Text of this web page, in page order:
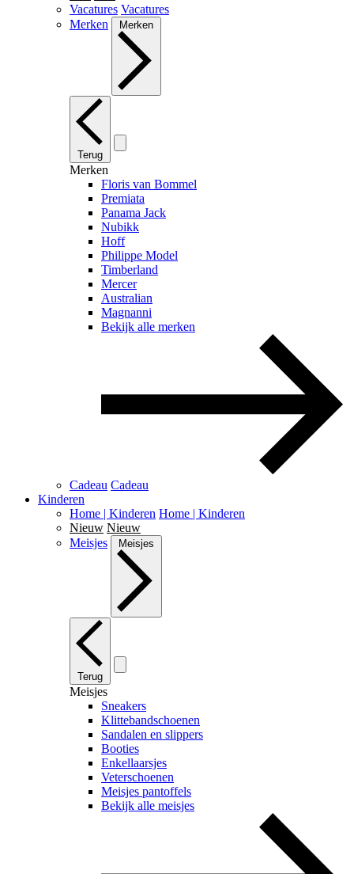
Vacatures Vacatures
Merken
Merken
Terug
Merken
Floris van Bommel
Premiata
Panama Jack
Nubikk
Hoff
Philippe Model
Timberland
Mercer
Australian
Magnanni
Bekijk alle merken
Cadeau Cadeau
Kinderen
Home | Kinderen Home | Kinderen
Nieuw Nieuw
Meisjes
Meisjes
Terug
Meisjes
Sneakers
Klittebandschoenen
Sandalen en slippers
Booties
Enkellaarsjes
Veterschoenen
Meisjes pantoffels
Bekijk alle meisjes